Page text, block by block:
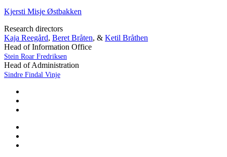
Kjersti Misje Østbakken
Research directors
Kaja Reegård, Beret Bråten, & Ketil Bråthen
Head of Information Office
Stein Roar Fredriksen
Head of Administration
Sindre Findal Vinje